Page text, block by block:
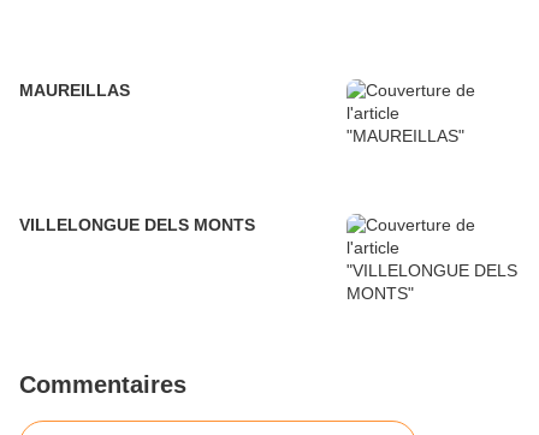
MAUREILLAS
VILLELONGUE DELS MONTS
Commentaires